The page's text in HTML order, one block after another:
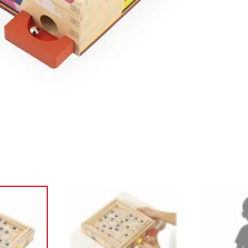
TABLEAUX, MOBILIER &
DECO